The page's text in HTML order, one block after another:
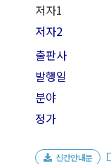
저자1
저자2
출판사
발행일
분야
정가
신간안내문